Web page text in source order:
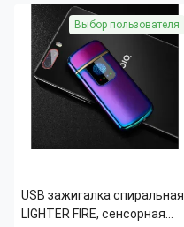
Выбор пользователя
USB зажигалка спиральная
LIGHTER FIRE, сенсорная